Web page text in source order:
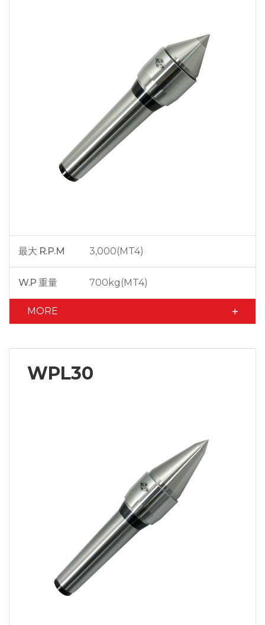
最大 R.P.M 3,000(MT4)
W.P 重量 700kg(MT4)
MORE
WPL30